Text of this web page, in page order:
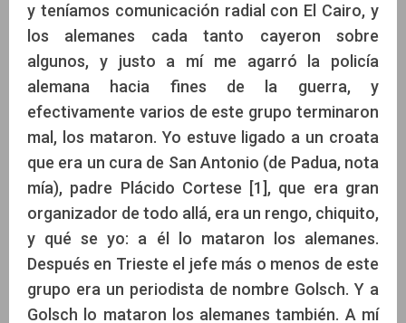
y teníamos comunicación radial con El Cairo, y
los alemanes cada tanto cayeron sobre
algunos, y justo a mí me agarró la policía
alemana hacia fines de la guerra, y
efectivamente varios de este grupo terminaron
mal, los mataron. Yo estuve ligado a un croata
que era un cura de San Antonio (de Padua, nota
mía), padre Plácido Cortese [1], que era gran
organizador de todo allá, era un rengo, chiquito,
y qué se yo: a él lo mataron los alemanes.
Después en Trieste el jefe más o menos de este
grupo era un periodista de nombre Golsch. Y a
Golsch lo mataron los alemanes también. A mí